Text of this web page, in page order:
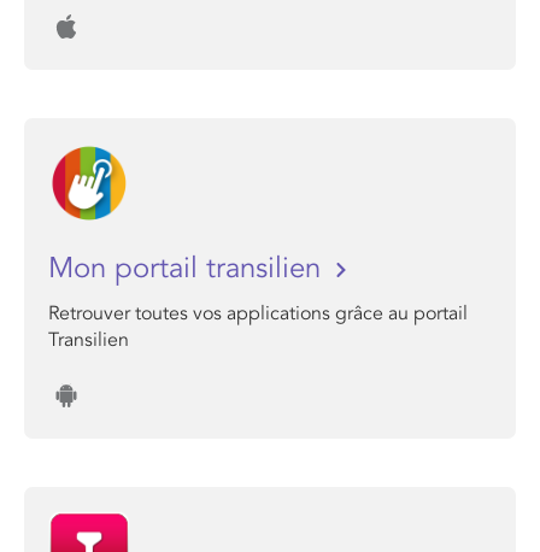
Mon portail transilien
Retrouver toutes vos applications grâce au portail
Transilien